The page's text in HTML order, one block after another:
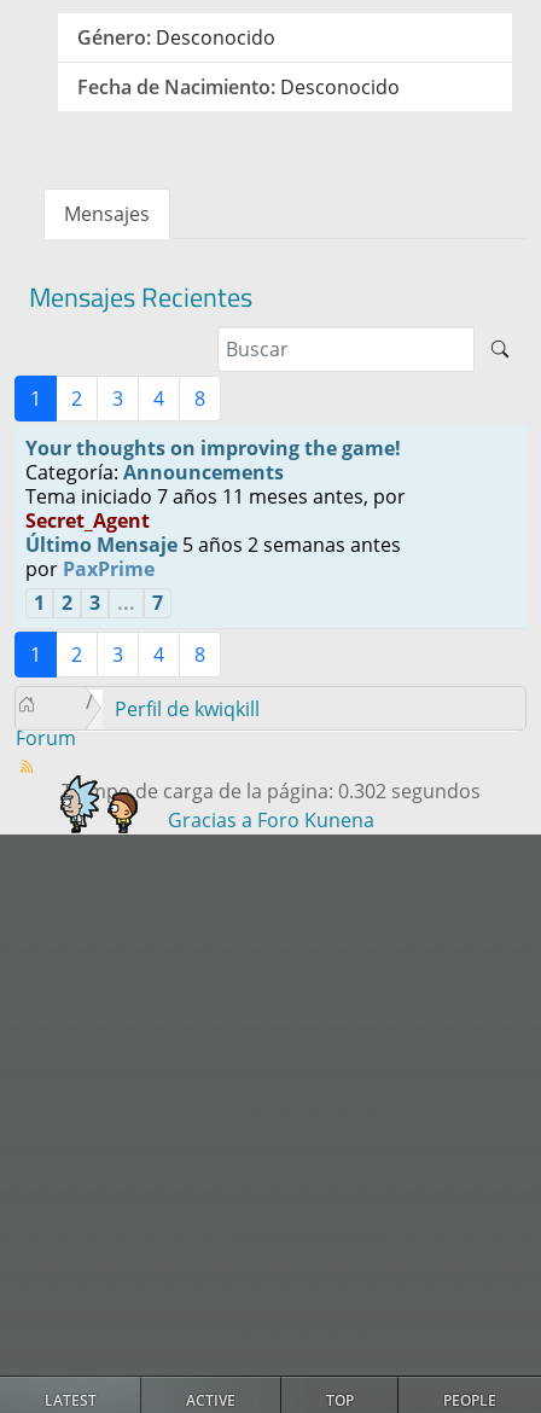
LATEST ACTIVE TOP PEOPLE
Género: Desconocido
Fecha de Nacimiento: Desconocido
Mensajes
Mensajes Recientes
1 2 3 4
8
Your thoughts on improving the game!
Categoría: Announcements
Tema iniciado 7 años 11 meses antes, por
Secret_Agent
Último Mensaje 5 años 2 semanas antes
por PaxPrime
1
2 3 ...
7
1
2 3 4 8
Forum
Perfil de kwiqkill
Tiempo de carga de la página: 0.302 segundos
Gracias a Foro Kunena